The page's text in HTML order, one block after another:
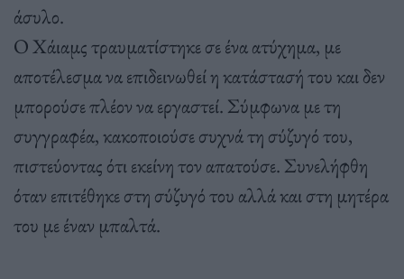
άσυλο.
Ο Χάιαμς τραυματίστηκε σε ένα ατύχημα, με
αποτέλεσμα να επιδεινωθεί η κατάστασή του και δεν
μπορούσε πλέον να εργαστεί. Σύμφωνα με τη
συγγραφέα, κακοποιούσε συχνά τη σύζυγό του,
πιστεύοντας ότι εκείνη τον απατούσε. Συνελήφθη
όταν επιτέθηκε στη σύζυγό του αλλά και στη μητέρα
του με έναν μπαλτά.